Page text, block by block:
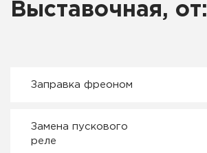
Выставочная, от:
Заправка фреоном
Замена пускового
реле